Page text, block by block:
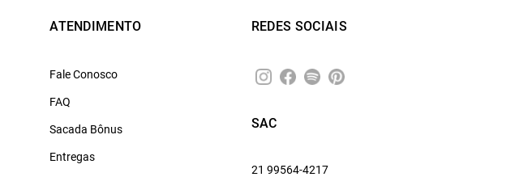
ATENDIMENTO
Fale Conosco
FAQ
Sacada Bônus
Entregas
REDES SOCIAIS
SAC
21 99564-4217